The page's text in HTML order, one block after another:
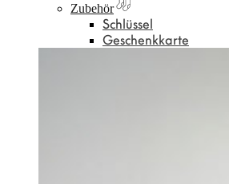
Zubehör
Schlüssel
Geschenkkarte